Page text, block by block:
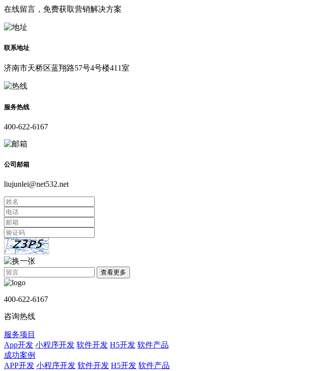
在线留言，免费获取营销解决方案
联系地址
济南市天桥区蓝翔路57号4号楼411室
服务热线
400-622-6167
公司邮箱
liujunlei@net532.net
查看更多
400-622-6167
咨询热线
服务项目
App开发 小程序开发 软件开发 H5开发 软件产品
成功案例
APP开发 小程序开发 软件开发 H5开发 软件产品